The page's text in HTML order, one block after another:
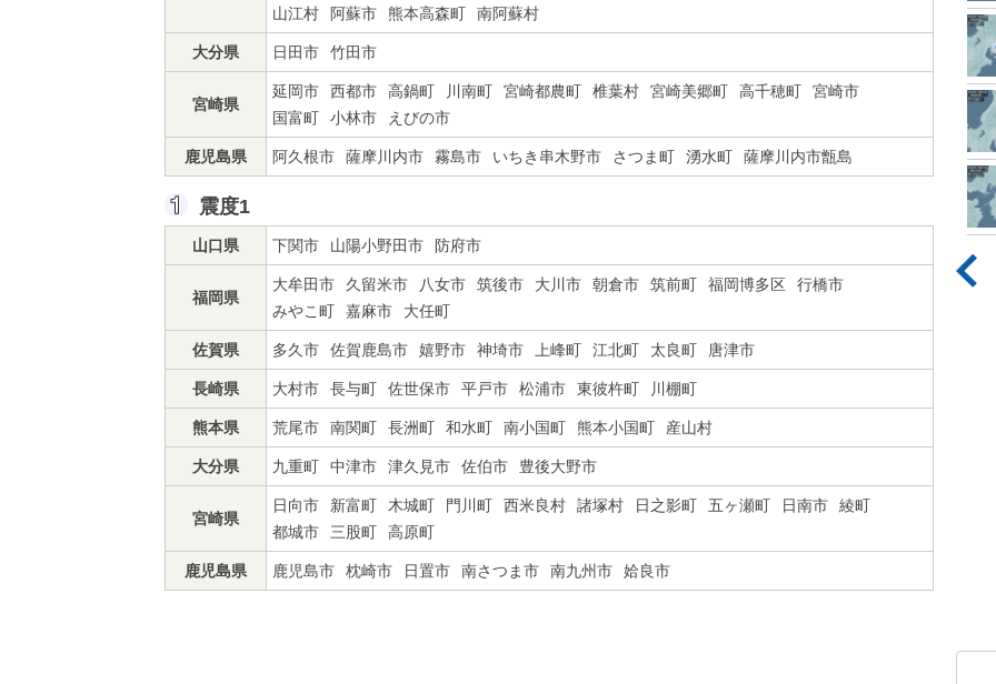
山江村
阿蘇市 熊本高森町 南阿蘇村
大分県 日田市 竹田市
宮崎県
延岡市 西都市 高鍋町 川南町 宮崎都農町 椎葉村 宮崎美郷町 高千穂町
宮崎市
国富町
小林市 えびの市
鹿児島県 阿久根市 薩摩川内市 霧島市 いちき串木野市 さつま町 湧水町 薩摩川内市甑島
震度1
山口県 下関市 山陽小野田市 防府市
福岡県
大牟田市 久留米市 八女市 筑後市 大川市 朝倉市 筑前町 福岡博多区
行橋市
みやこ町
嘉麻市 大任町
佐賀県 多久市 佐賀鹿島市 嬉野市 神埼市 上峰町 江北町 太良町 唐津市
長崎県 大村市 長与町 佐世保市 平戸市 松浦市 東彼杵町 川棚町
熊本県 荒尾市 南関町 長洲町 和水町 南小国町 熊本小国町 産山村
大分県 九重町 中津市 津久見市 佐伯市 豊後大野市
宮崎県
日向市 新富町 木城町 門川町 西米良村 諸塚村 日之影町 五ヶ瀬町 日南市
綾町
都城市
三股町 高原町
鹿児島県 鹿児島市 枕崎市 日置市 南さつま市 南九州市 姶良市